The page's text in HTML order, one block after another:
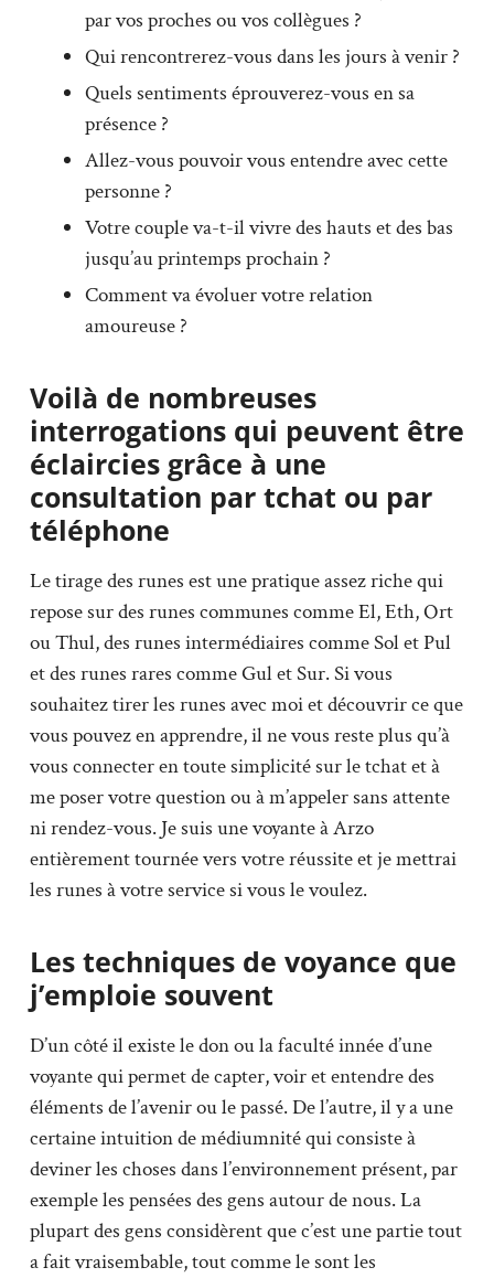
par vos proches ou vos collègues ?
Qui rencontrerez-vous dans les jours à venir ?
Quels sentiments éprouverez-vous en sa
présence ?
Allez-vous pouvoir vous entendre avec cette
personne ?
Votre couple va-t-il vivre des hauts et des bas
jusqu’au printemps prochain ?
Comment va évoluer votre relation
amoureuse ?
Voilà de nombreuses
interrogations qui peuvent être
éclaircies grâce à une
consultation par tchat ou par
téléphone
Le tirage des runes est une pratique assez riche qui
repose sur des runes communes comme El, Eth, Ort
ou Thul, des runes intermédiaires comme Sol et Pul
et des runes rares comme Gul et Sur. Si vous
souhaitez tirer les runes avec moi et découvrir ce que
vous pouvez en apprendre, il ne vous reste plus qu’à
vous connecter en toute simplicité sur le tchat et à
me poser votre question ou à m’appeler sans attente
ni rendez-vous. Je suis une voyante à Arzo
entièrement tournée vers votre réussite et je mettrai
les runes à votre service si vous le voulez.
Les techniques de voyance que
j’emploie souvent
D’un côté il existe le don ou la faculté innée d’une
voyante qui permet de capter, voir et entendre des
éléments de l’avenir ou le passé. De l’autre, il y a une
certaine intuition de médiumnité qui consiste à
deviner les choses dans l’environnement présent, par
exemple les pensées des gens autour de nous. La
plupart des gens considèrent que c’est une partie tout
a fait vraisembable, tout comme le sont les